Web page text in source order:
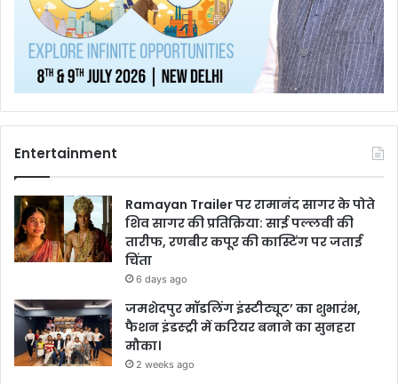
Entertainment
Ramayan Trailer पर रामानंद सागर के पोते
शिव सागर की प्रतिक्रिया: साई पल्लवी की
तारीफ, रणबीर कपूर की कास्टिंग पर जताई
चिंता
6 days ago
जमशेदपुर मॉडलिंग इंस्टीट्यूट’ का शुभारंभ,
फैशन इंडस्ट्री में करियर बनाने का सुनहरा
मौका।
2 weeks ago